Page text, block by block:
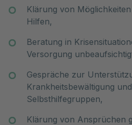
Klärung von
Hilfen,
Beratung in
Versorgung
Gespräche zur
Krankheitsbewältigung
Selbsthilfegruppen,
Klärung von Ansprüchen